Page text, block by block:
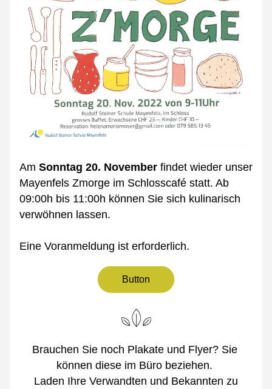
Am Sonntag 20. November findet wieder unser
Mayenfels Zmorge im Schlosscafé statt. Ab
09:00h bis 11:00h können Sie sich kulinarisch
verwöhnen lassen.
Eine Voranmeldung ist erforderlich.
Button
Brauchen Sie noch Plakate und Flyer? Sie
können diese im Büro beziehen.